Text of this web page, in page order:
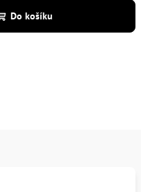
Do košíku